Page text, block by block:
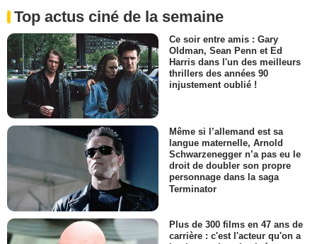
Top actus ciné de la semaine
Ce soir entre amis : Gary
Oldman, Sean Penn et Ed
Harris dans l'un des meilleurs
thrillers des années 90
injustement oublié !
Même si l’allemand est sa
langue maternelle, Arnold
Schwarzenegger n’a pas eu le
droit de doubler son propre
personnage dans la saga
Terminator
Plus de 300 films en 47 ans de
carrière : c'est l'acteur qu'on a